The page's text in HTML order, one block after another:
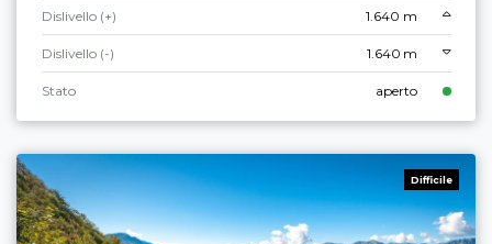
Dislivello (+) 1.640 m
Dislivello (-) 1.640 m
Stato aperto
Difficile